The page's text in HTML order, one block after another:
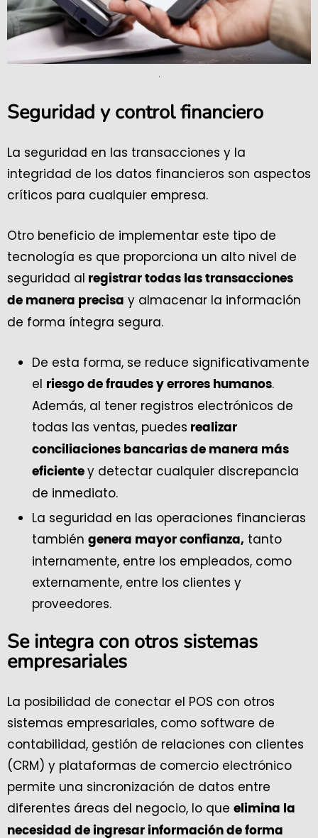
.
Seguridad y control financiero
La seguridad en las transacciones y la
integridad de los datos financieros son aspectos
críticos para cualquier empresa.
Otro beneficio de implementar este tipo de
tecnología es que proporciona un alto nivel de
seguridad al registrar todas las transacciones
de manera precisa y almacenar la información
de forma íntegra segura.
De esta forma, se reduce significativamente
el riesgo de fraudes y errores humanos.
Además, al tener registros electrónicos de
todas las ventas, puedes realizar
conciliaciones bancarias de manera más
eficiente y detectar cualquier discrepancia
de inmediato.
La seguridad en las operaciones financieras
también genera mayor confianza, tanto
internamente, entre los empleados, como
externamente, entre los clientes y
proveedores.
Se integra con otros sistemas
empresariales
La posibilidad de conectar el POS con otros
sistemas empresariales, como software de
contabilidad, gestión de relaciones con clientes
(CRM) y plataformas de comercio electrónico
permite una sincronización de datos entre
diferentes áreas del negocio, lo que elimina la
necesidad de ingresar información de forma